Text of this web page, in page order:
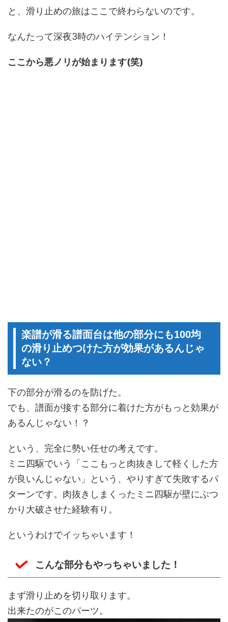
と、滑り止めの旅はここで終わらないのです。
なんたって深夜3時のハイテンション！
ここから悪ノリが始まります(笑)
楽譜が滑る譜面台は他の部分にも100均
の滑り止めつけた方が効果があるんじゃ
ない？
下の部分が滑るのを防げた。
でも、譜面が接する部分に着けた方がもっと効果が
あるんじゃない！？
という、完全に勢い任せの考えです。
ミニ四駆でいう「ここもっと肉抜きして軽くした方
が良いんじゃない」という、やりすぎて失敗するパ
ターンです。肉抜きしまくったミニ四駆が壁にぶつ
かり大破させた経験有り。
というわけでイッちゃいます！
こんな部分もやっちゃいました！
まず滑り止めを切り取ります。
出来たのがこのパーツ。